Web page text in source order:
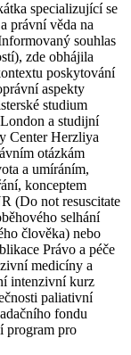
specializující se
právní věda na
souhlas
zde obhájila
poskytování
aspekty
studium
a studijní
Center Herzliya
otázkám
a umíráním,
konceptem
(Do not resuscitate
selhání
člověka) nebo
Právo a péče
medicíny a
intenzivní kurz
paliativní
fondu
program pro